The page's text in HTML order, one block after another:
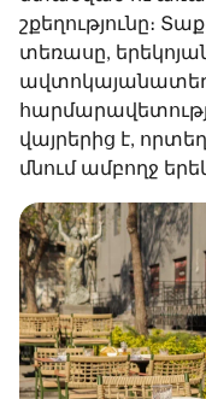
շքեղությունը։
տեռասը,
վայրերից է,
մնում ամբողջ